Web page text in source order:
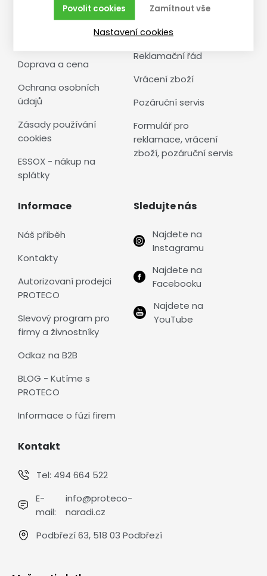
Vše o nákupu
Doprava a cena
Ochrana osobních
údajů
Zásady používání
cookies
ESSOX - nákup na
splátky
Reklamace,
vrácení, servis
Reklamační řád
Vrácení zboží
Pozáruční servis
Formulář pro
reklamace, vrácení
zboží, pozáruční servis
Informace
Náš příběh
Kontakty
Autorizovaní prodejci
PROTECO
Slevový program pro
firmy a živnostníky
Odkaz na B2B
BLOG - Kutíme s
PROTECO
Informace o fúzi firem
Sledujte nás
Najdete na
Instagramu
Najdete na
Facebooku
Najdete na
YouTube
Kontakt
Tel: 494 664 522
E-
mail:
info@proteco-
naradi.cz
Podbřezí 63, 518 03 Podbřezí
Zamítnout vše
Povolit cookies
Nastavení cookies